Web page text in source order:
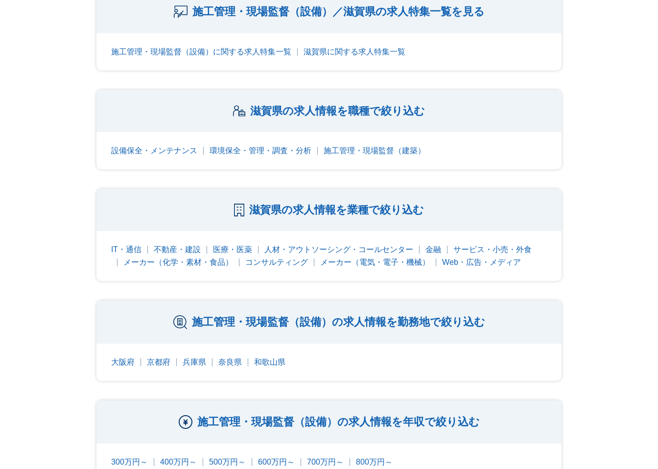
施工管理・現場監督（設備）／滋賀県の求人特集一覧を見る
施工管理・現場監督（設備）に関する求人特集一覧 滋賀県に関する求人特集一覧
滋賀県の求人情報を職種で絞り込む
設備保全・メンテナンス 環境保全・管理・調査・分析 施工管理・現場監督（建築）
滋賀県の求人情報を業種で絞り込む
IT・通信 不動産・建設 医療・医薬 人材・アウトソーシング・コールセンター 金融
サービス・小売・外食
メーカー（化学・素材・食品）
コンサルティング メーカー（電気・電子・機械） Web・広告・メディア
施工管理・現場監督（設備）の求人情報を勤務地で絞り込む
大阪府 京都府 兵庫県 奈良県 和歌山県
施工管理・現場監督（設備）の求人情報を年収で絞り込む
300万円～ 400万円～ 500万円～ 600万円～ 700万円～ 800万円～